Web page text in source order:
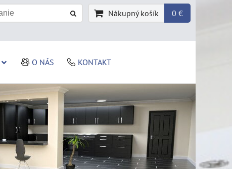
Nákupný košík 0 €
O NÁS KONTAKT